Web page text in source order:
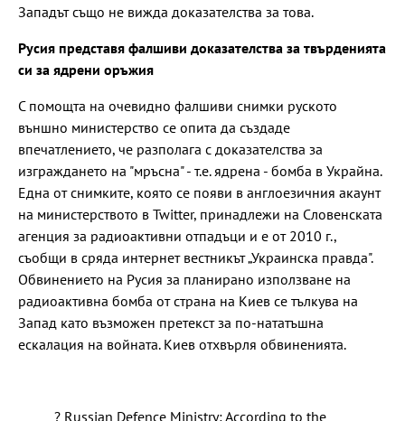
Западът също не вижда доказателства за това.
Русия представя фалшиви доказателства за твърденията
си за ядрени оръжия
С помощта на очевидно фалшиви снимки руското
външно министерство се опита да създаде
впечатлението, че разполага с доказателства за
изграждането на "мръсна" - т.е. ядрена - бомба в Украйна.
Една от снимките, която се появи в англоезичния акаунт
на министерството в Twitter, принадлежи на Словенската
агенция за радиоактивни отпадъци и е от 2010 г.,
съобщи в сряда интернет вестникът „Украинска правда".
Обвинението на Русия за планирано използване на
радиоактивна бомба от страна на Киев се тълкува на
Запад като възможен претекст за по-нататъшна
ескалация на войната. Киев отхвърля обвиненията.
? Russian Defence Ministry: According to the